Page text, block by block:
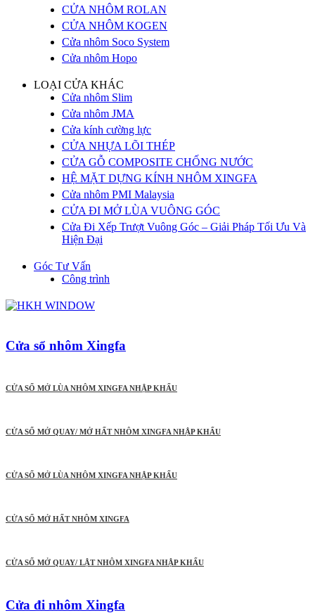
CỬA NHÔM ROLAN
CỬA NHÔM KOGEN
Cửa nhôm Soco System
Cửa nhôm Hopo
LOẠI CỬA KHÁC
Cửa nhôm Slim
Cửa nhôm JMA
Cửa kính cường lực
CỬA NHỰA LÕI THÉP
CỬA GỖ COMPOSITE CHỐNG NƯỚC
HỆ MẶT DỰNG KÍNH NHÔM XINGFA
Cửa nhôm PMI Malaysia
CỬA ĐI MỞ LÙA VUÔNG GÓC
Cửa Đi Xếp Trượt Vuông Góc – Giải Pháp Tối Ưu Và
Hiện Đại
Góc Tư Vấn
Công trình
Cửa sổ nhôm Xingfa
CỬA SỔ MỞ LÙA NHÔM XINGFA NHẬP KHẨU
CỬA SỔ MỞ QUAY/ MỞ HẤT NHÔM XINGFA NHẬP KHẨU
CỬA SỔ MỞ LÙA NHÔM XINGFA NHẬP KHẨU
CỬA SỔ MỞ HẤT NHÔM XINGFA
CỬA SỔ MỞ QUAY/ LẬT NHÔM XINGFA NHẬP KHẨU
Cửa đi nhôm Xingfa